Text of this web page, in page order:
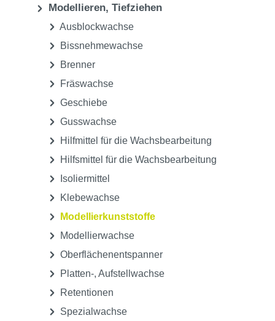
Modellieren, Tiefziehen
Ausblockwachse
Bissnehmewachse
Brenner
Fräswachse
Geschiebe
Gusswachse
Hilfmittel für die Wachsbearbeitung
Hilfsmittel für die Wachsbearbeitung
Isoliermittel
Klebewachse
Modellierkunststoffe
Modellierwachse
Oberflächenentspanner
Platten-, Aufstellwachse
Retentionen
Spezialwachse